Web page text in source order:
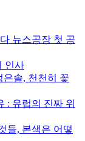
뉴스공장 첫 공
인사
은솔, 천천히 꽃
: 유럽의 진짜 위
들, 본색은 어떻